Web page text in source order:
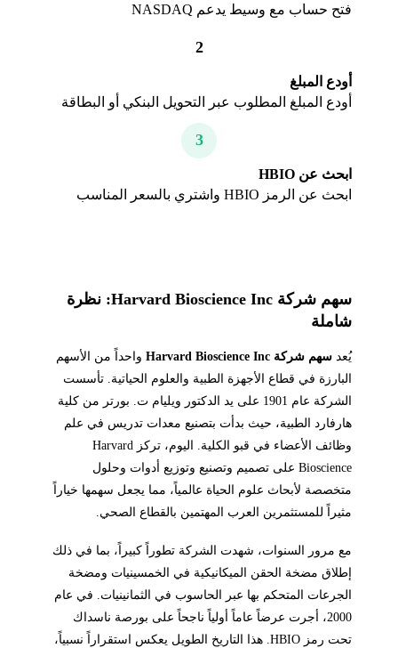
فتح حساب مع وسيط يدعم NASDAQ
2
أودع المبلغ
أودع المبلغ المطلوب عبر التحويل البنكي أو البطاقة
3
ابحث عن HBIO
ابحث عن الرمز HBIO واشتري بالسعر المناسب
سهم شركة Harvard Bioscience Inc: نظرة
شاملة
يُعد سهم شركة Harvard Bioscience Inc
واحداً من الأسهم
البارزة في قطاع الأجهزة الطبية والعلوم الحياتية. تأسست
الشركة عام 1901 على يد الدكتور ويليام ت. بورتر من كلية
هارفارد الطبية، حيث بدأت بتصنيع معدات تدريس في علم
وظائف الأعضاء في قبو الكلية. اليوم، تركز Harvard
Bioscience على تصميم وتصنيع وتوزيع أدوات وحلول
متخصصة لأبحاث علوم الحياة عالمياً، مما يجعل سهمها خياراً
مثيراً للمستثمرين العرب المهتمين بالقطاع الصحي.
مع مرور السنوات، شهدت الشركة تطوراً كبيراً، بما في ذلك
إطلاق مضخة الحقن الميكانيكية في الخمسينيات ومضخة
الجرعات المتحكم بها عبر الحاسوب في الثمانينيات. في عام
2000، أجرت عرضاً عاماً أولياً ناجحاً على بورصة ناسداك
تحت رمز HBIO. هذا التاريخ الطويل يعكس استقراراً نسبياً،